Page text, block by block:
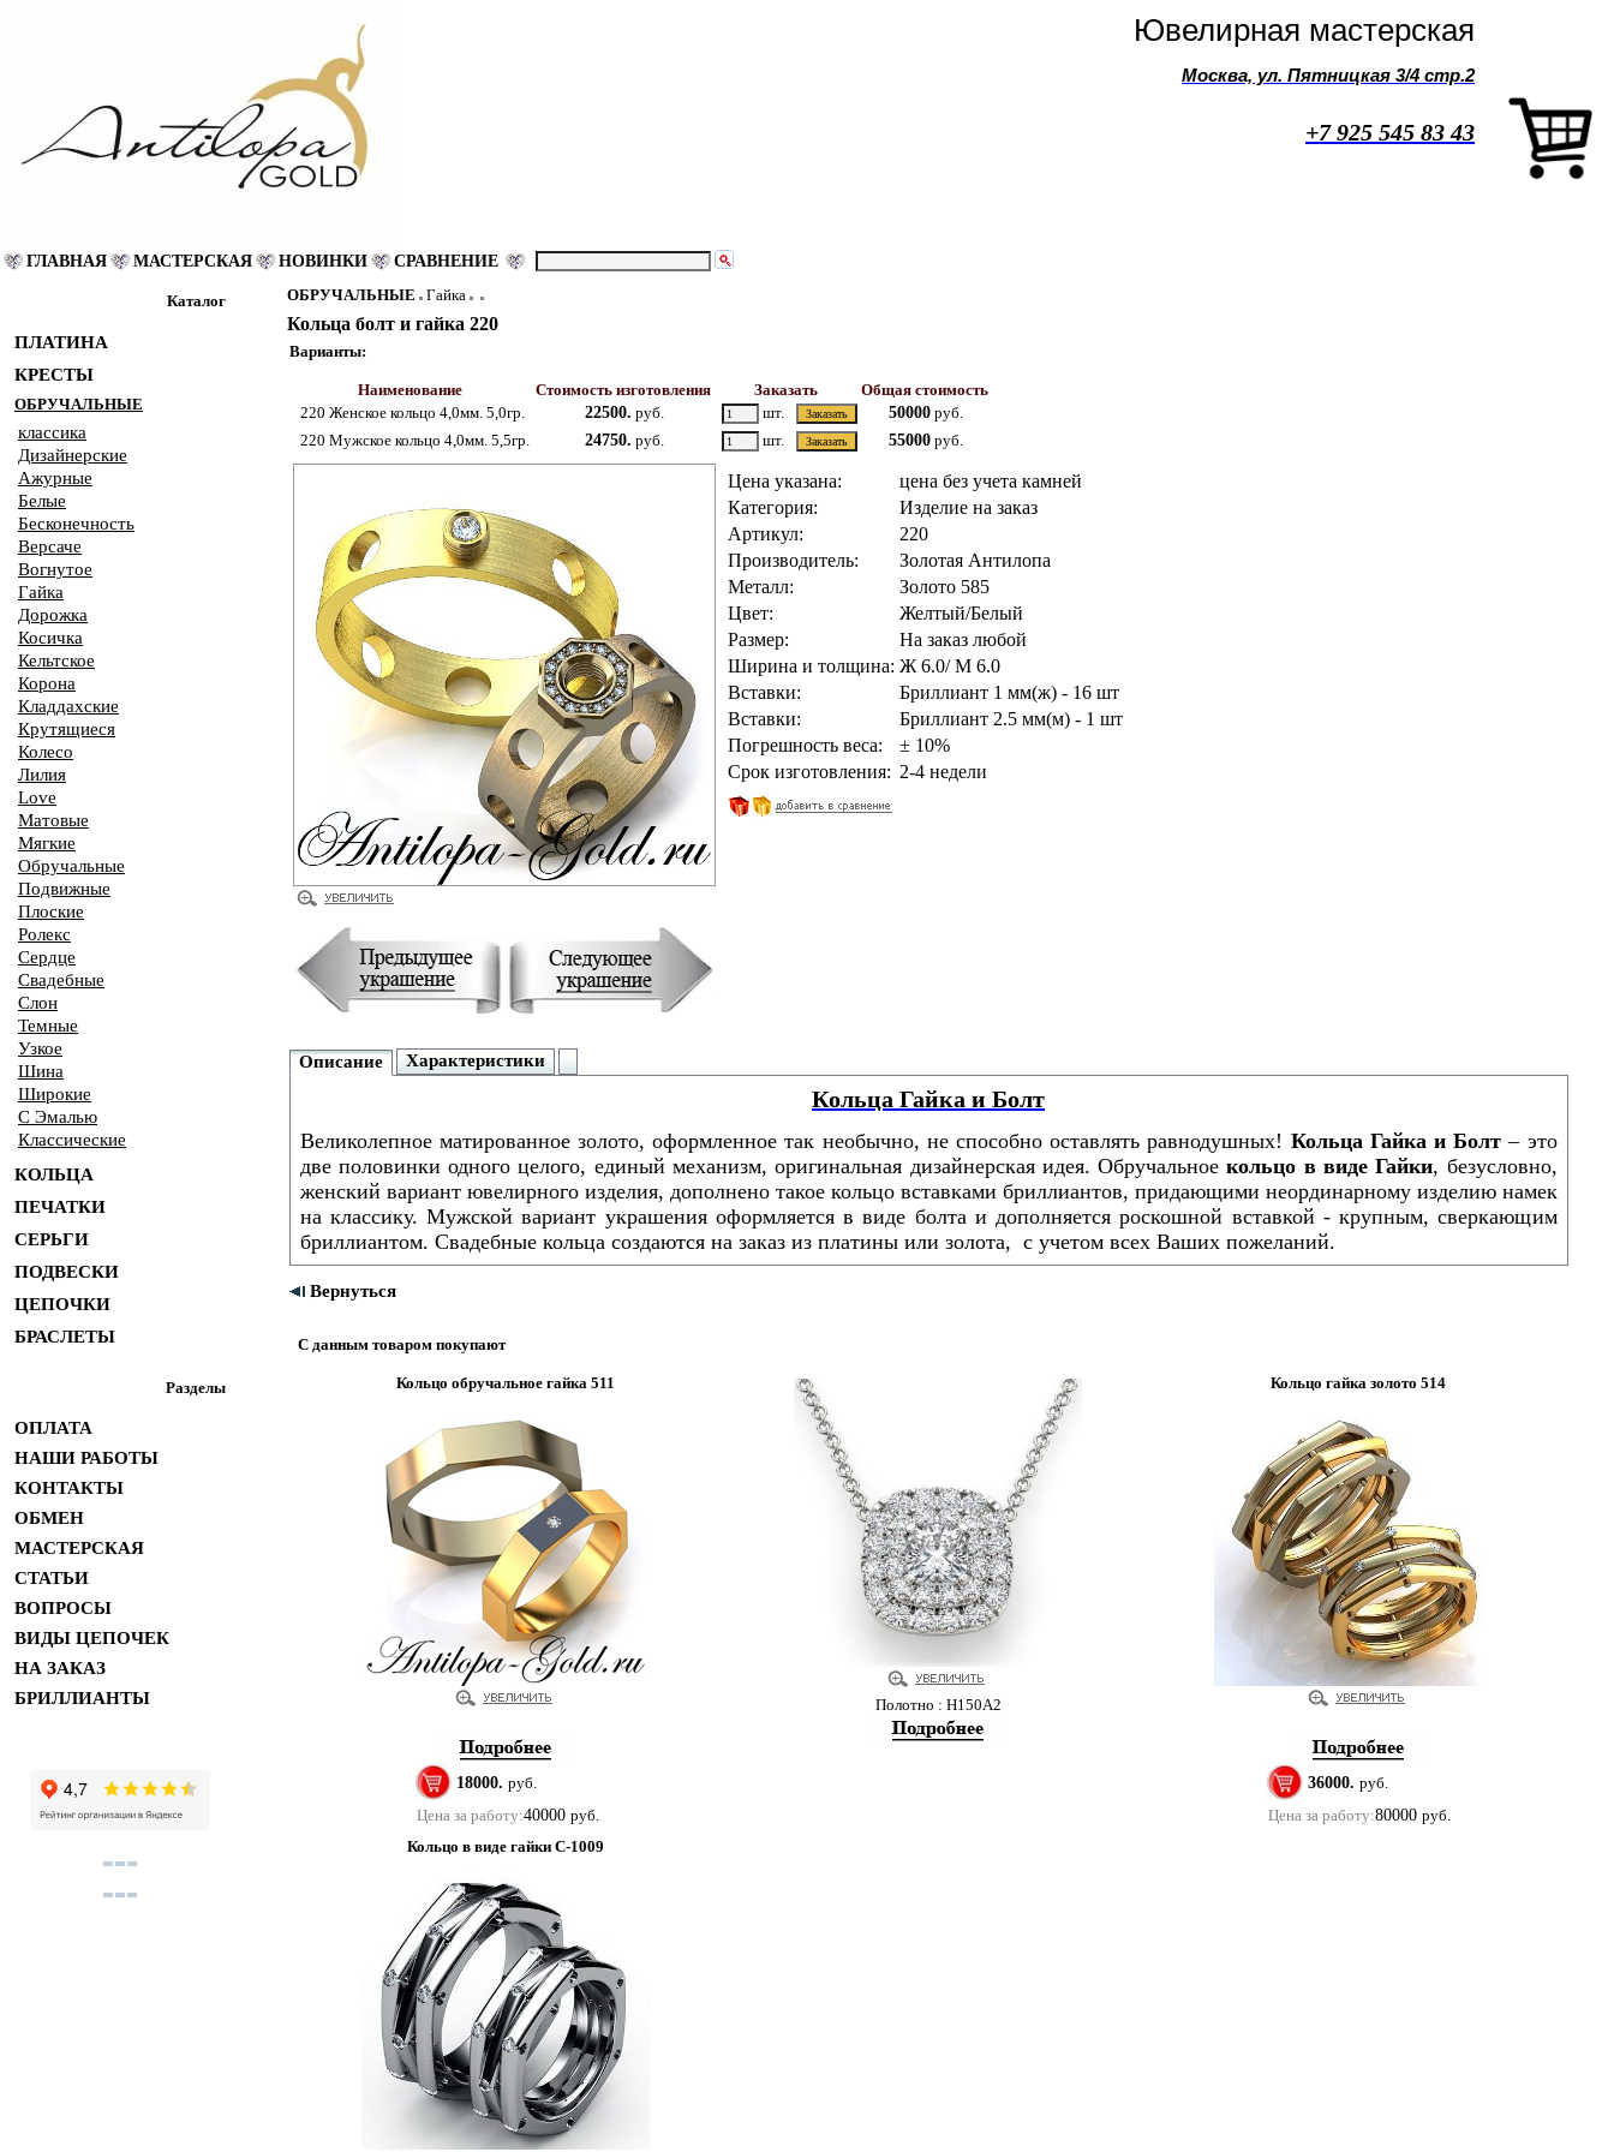
Ювелирная мастерская
Москва, ул. Пятницкая 3/4 стр.2
+7 925 545 83 43
ГЛАВНАЯ МАСТЕРСКАЯ НОВИНКИ СРАВНЕНИЕ
Каталог
ПЛАТИНА
КРЕСТЫ
ОБРУЧАЛЬНЫЕ
классика
Дизайнерские
Ажурные
Белые
Бесконечность
Версаче
Вогнутое
Гайка
Дорожка
Косичка
Кельтское
Корона
Кладдахские
Крутящиеся
Колесо
Лилия
Love
Матовые
Мягкие
Обручальные
Подвижные
Плоские
Ролекс
Сердце
Свадебные
Слон
Темные
Узкое
Шина
Широкие
С Эмалью
Классические
КОЛЬЦА
ПЕЧАТКИ
СЕРЬГИ
ПОДВЕСКИ
ЦЕПОЧКИ
БРАСЛЕТЫ
Разделы
ОПЛАТА
НАШИ РАБОТЫ
КОНТАКТЫ
ОБМЕН
МАСТЕРСКАЯ
СТАТЬИ
ВОПРОСЫ
ВИДЫ ЦЕПОЧЕК
НА ЗАКАЗ
БРИЛЛИАНТЫ
ОБРУЧАЛЬНЫЕ Гайка
Кольца болт и гайка 220
Варианты:
Наименование Стоимость изготовления Заказать
Общая стоимость
220 Женское кольцо 4,0мм. 5,0гр.
22500. руб. шт. 50000 руб.
220 Мужское кольцо 4,0мм. 5,5гр.
24750. руб. шт. 55000 руб.
Цена указана:
цена без учета камней
Категория:
Изделие на заказ
Артикул:
220
Производитель:
Золотая Антилопа
Металл:
Золото 585
Цвет:
Желтый/Белый
Размер:
На заказ любой
Ширина и толщина: Ж 6.0/ М 6.0
Вставки:
Бриллиант 1 мм(ж) - 16 шт
Вставки:
Бриллиант 2.5 мм(м) - 1 шт
Погрешность веса:
± 10%
Срок изготовления: 2-4 недели
Описание Характеристики
Кольца Гайка и Болт
Великолепное матированное золото, оформленное так необычно, не способно оставлять равнодушных! Кольца Гайка и Болт – это
две половинки одного целого, единый механизм, оригинальная дизайнерская идея. Обручальное кольцо в виде Гайки, безусловно,
женский вариант ювелирного изделия, дополнено такое кольцо вставками бриллиантов, придающими неординарному изделию намек
на классику. Мужской вариант украшения оформляется в виде болта и дополняется роскошной вставкой - крупным, сверкающим
бриллиантом. Свадебные кольца создаются на заказ из платины или золота, с учетом всех Ваших пожеланий.
Вернуться
С данным товаром покупают
Кольцо обручальное гайка 511
18000. руб.
Цена за работу:40000 руб.
Полотно : Н150А2
Кольцо гайка золото 514
36000. руб.
Цена за работу:80000 руб.
Кольцо в виде гайки С-1009